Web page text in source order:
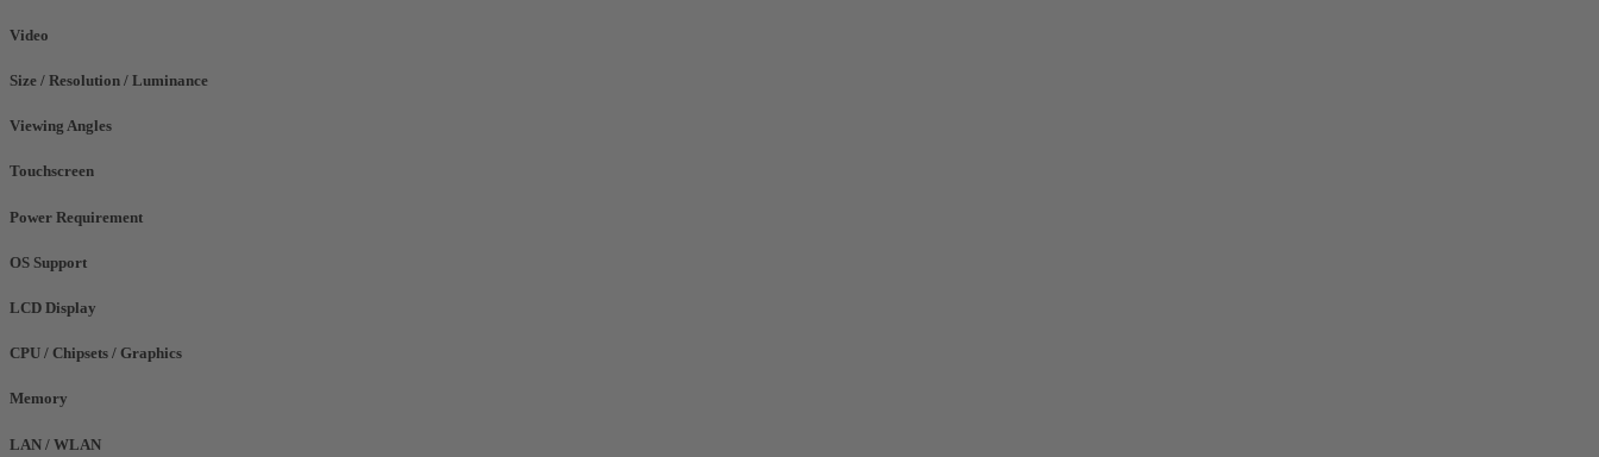
Video
Size / Resolution / Luminance
Viewing Angles
Touchscreen
Power Requirement
OS Support
LCD Display
CPU / Chipsets / Graphics
Memory
LAN / WLAN